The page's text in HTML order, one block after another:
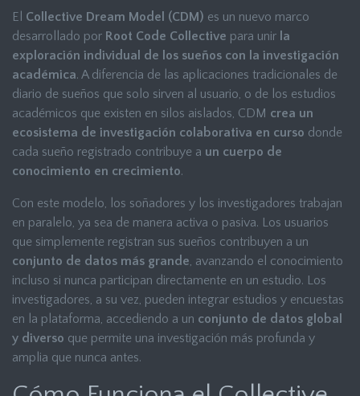
El Collective Dream Model (CDM) es un nuevo marco
desarrollado por Root Code Collective para unir la
exploración individual de los sueños con la investigación
académica. A diferencia de las aplicaciones tradicionales de
diario de sueños que solo sirven al usuario, o de los estudios
académicos que existen en silos aislados, CDM crea un
ecosistema de investigación colaborativa en curso donde
cada sueño registrado contribuye a un cuerpo de
conocimiento en crecimiento.
Con este modelo, los soñadores y los investigadores trabajan
en paralelo, ya sea de manera activa o pasiva. Los usuarios
que simplemente registran sus sueños contribuyen a un
conjunto de datos más grande, avanzando el conocimiento
incluso si nunca participan directamente en un estudio. Los
investigadores, a su vez, pueden integrar estudios y encuestas
en la plataforma, accediendo a un conjunto de datos global
y diverso que permite una investigación más profunda y
amplia que nunca antes.